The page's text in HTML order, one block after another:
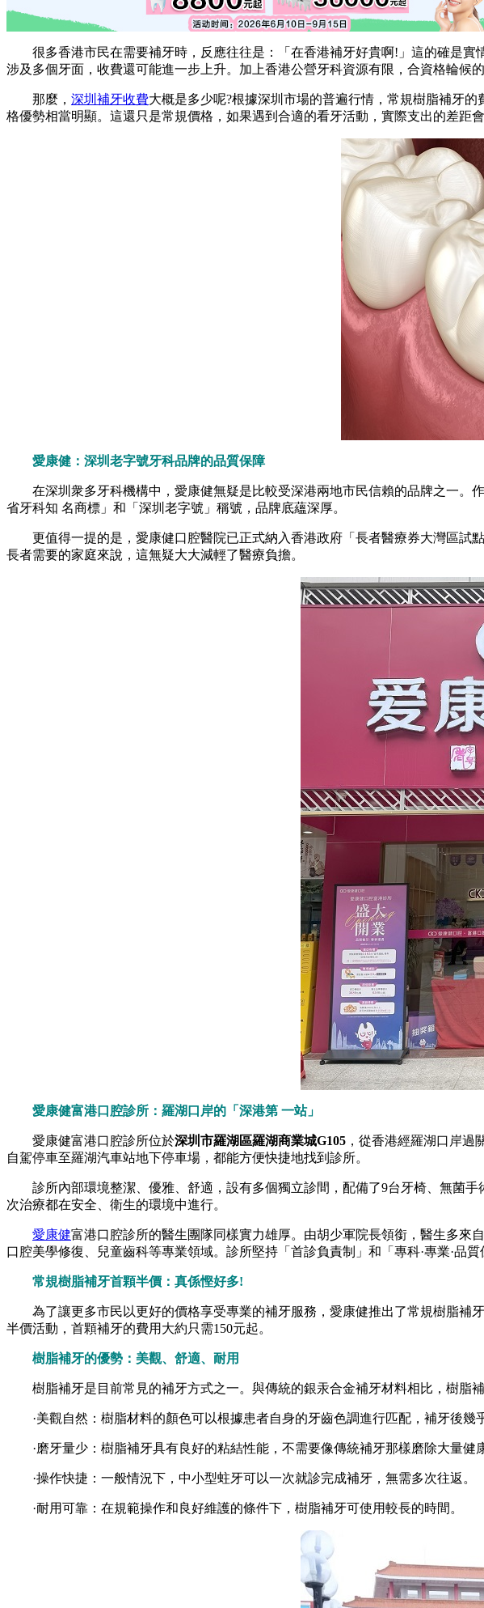
很多香港市民在需要補牙時，反應往往是：「在香港補牙好貴啊!」這的確是實
涉及多個牙面，收費還可能進一步上升。加上香港公營牙科資源有限，合資格輪候
那麼， 深圳補牙收費大概是多少呢?根據深圳市場的普遍行情，常規樹脂補牙
格優勢相當明顯。這還只是常規價格，如果遇到合適的看牙活動，實際支出的差距會
愛康健：深圳老字號牙科品牌的品質保障
在深圳衆多牙科機構中，愛康健無疑是比較受深港兩地市民信賴的品牌之一。
省牙科知 名商標」和「深圳老字號」稱號，品牌底蘊深厚。
更值得一提的是，愛康健口腔醫院已正式納入香港政府「長者醫療券大灣區試
長者需要的家庭來說，這無疑大大減輕了醫療負擔。
愛康健富港口腔診所：羅湖口岸的「深港第 一站」
愛康健富港口腔診所位於深圳市羅湖區羅湖商業城G105 ，從香港經羅湖口岸
自駕停車至羅湖汽車站地下停車場，都能方便快捷地找到診所。
診所內部環境整潔、優雅、舒適，設有多個獨立診間，配備了9台牙椅、無菌手
次治療都在安全、衛生的環境中進行。
愛康健富港口腔診所的醫生團隊同樣實力雄厚。由胡少軍院長領銜，醫生多來
口腔美學修復、兒童齒科等專業領域。診所堅持「首診負責制」和「專科·專業·品
常規樹脂補牙首顆半價：真係慳好多!
為了讓更多市民以更好的價格享受專業的補牙服務，愛康健推出了常規樹脂補
半價活動，首顆補牙的費用大約只需150元起。
樹脂補牙的優勢：美觀、舒適、耐用
樹脂補牙是目前常見的補牙方式之一。與傳統的銀汞合金補牙材料相比，樹脂補
·美觀自然：樹脂材料的顏色可以根據患者自身的牙齒色調進行匹配，補牙後幾
·磨牙量少：樹脂補牙具有良好的粘結性能，不需要像傳統補牙那樣磨除大量健
·操作快捷：一般情況下，中小型蛀牙可以一次就診完成補牙，無需多次往返。
·耐用可靠：在規範操作和良好維護的條件下，樹脂補牙可使用較長的時間。